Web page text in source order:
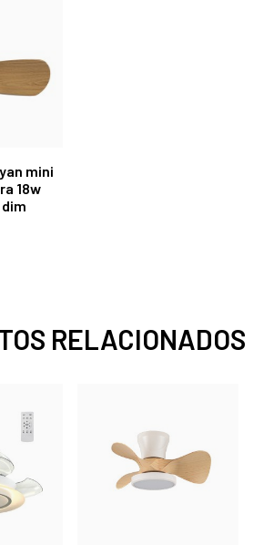
mini
18w
RELACIONADOS